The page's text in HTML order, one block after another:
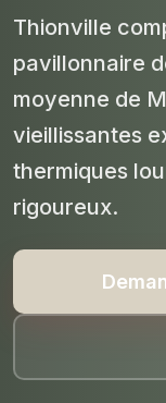
Thionville
pavillonnaire
moyenne de
vieillissantes
thermiques
rigoureux.